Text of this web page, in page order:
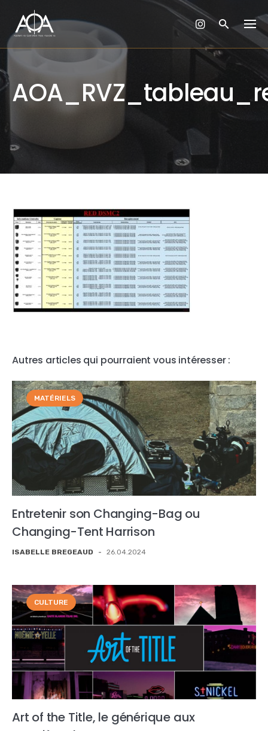
content
Autres articles qui pourraient vous intéresser :
MATÉRIELS
Entretenir son Changing-Bag ou
Changing-Tent Harrison
ISABELLE BREGEAUD - 26.04.2024
CULTURE
Art of the Title, le générique aux